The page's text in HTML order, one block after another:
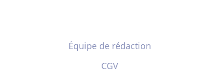
Équipe de rédaction
CGV